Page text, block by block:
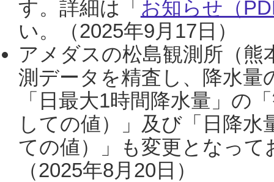
す。詳細は「 お知らせ（
い。（2025年9月17日）
アメダスの松島観測所（熊
測データを精査し、降水
「日最大1時間降水量」の
しての値）」及び「日降
ての値）」も変更となっ
（2025年8月20日）